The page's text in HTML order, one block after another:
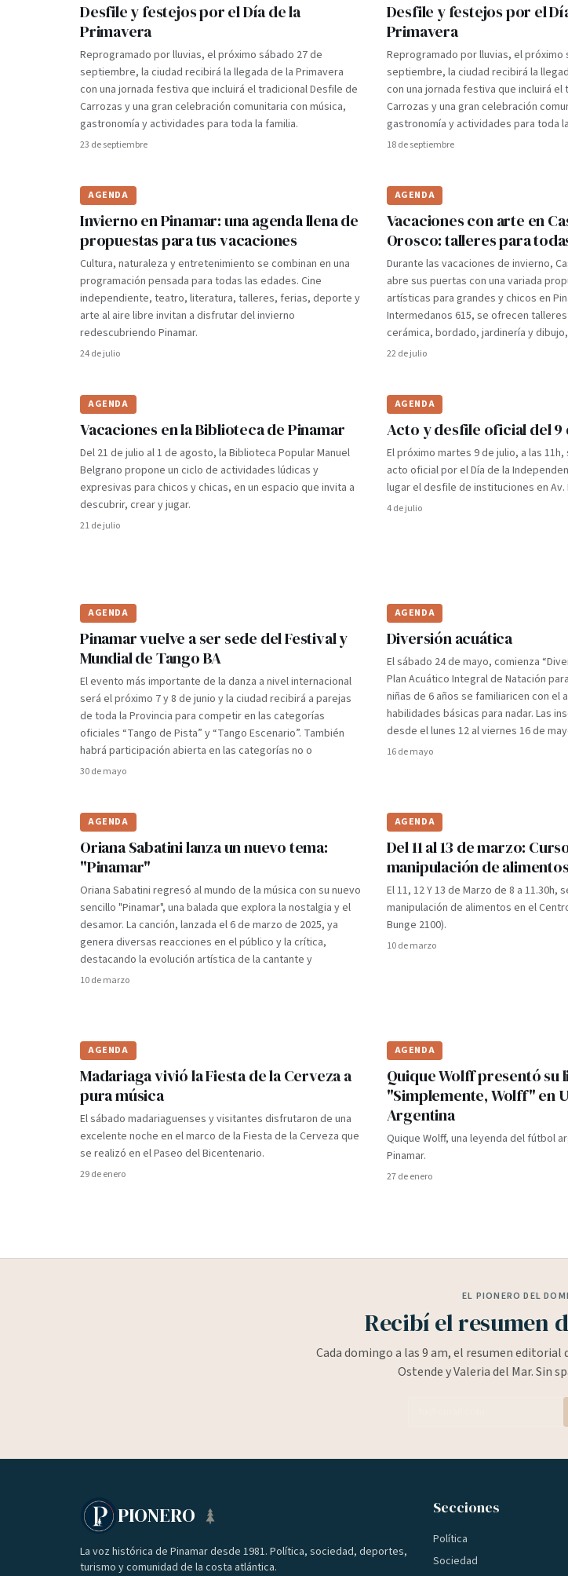
Desfile y festejos por el Día de la
Primavera
Reprogramado por lluvias, el próximo sábado 27 de
septiembre, la ciudad recibirá la llegada de la Primavera
con una jornada festiva que incluirá el tradicional Desfile de
Carrozas y una gran celebración comunitaria con música,
gastronomía y actividades para toda la familia.
23 de septiembre
Desfile y festejos por el
Primavera
Reprogramado por lluvias, el próximo
septiembre, la ciudad recibirá la
con una jornada festiva que incluirá
Carrozas y una gran celebración
gastronomía y actividades para toda
18 de septiembre
AGENDA
Invierno en Pinamar: una agenda llena de
propuestas para tus vacaciones
Cultura, naturaleza y entretenimiento se combinan en una
programación pensada para todas las edades. Cine
independiente, teatro, literatura, talleres, ferias, deporte y
arte al aire libre invitan a disfrutar del invierno
redescubriendo Pinamar.
24 de julio
AGENDA
Vacaciones con arte en
Orosco: talleres para
Durante las vacaciones de invierno,
abre sus puertas con una variada
artísticas para grandes y chicos en
Intermedanos 615, se ofrecen
cerámica, bordado, jardinería y
22 de julio
AGENDA
Vacaciones en la Biblioteca de Pinamar
Del 21 de julio al 1 de agosto, la Biblioteca Popular Manuel
Belgrano propone un ciclo de actividades lúdicas y
expresivas para chicos y chicas, en un espacio que invita a
descubrir, crear y jugar.
21 de julio
AGENDA
Acto y desfile oficial del 9
El próximo martes 9 de julio, a las
acto oficial por el Día de la
lugar el desfile de instituciones en Av.
4 de julio
AGENDA
Pinamar vuelve a ser sede del Festival y
Mundial de Tango BA
El evento más importante de la danza a nivel internacional
será el próximo 7 y 8 de junio y la ciudad recibirá a parejas
de toda la Provincia para competir en las categorías
oficiales “Tango de Pista” y “Tango Escenario”. También
habrá participación abierta en las categorías no o
30 de mayo
AGENDA
Diversión acuática
El sábado 24 de mayo, comienza
Plan Acuático Integral de Natación
niñas de 6 años se familiaricen con el
habilidades básicas para nadar. Las
desde el lunes 12 al viernes 16 de
16 de mayo
AGENDA
Oriana Sabatini lanza un nuevo tema:
"Pinamar"
Oriana Sabatini regresó al mundo de la música con su nuevo
sencillo "Pinamar", una balada que explora la nostalgia y el
desamor. La canción, lanzada el 6 de marzo de 2025, ya
genera diversas reacciones en el público y la crítica,
destacando la evolución artística de la cantante y
10 de marzo
AGENDA
Del 11 al 13 de marzo:
manipulación de alimentos
El 11, 12 Y 13 de Marzo de 8 a 11.30h,
manipulación de alimentos en el
Bunge 2100).
10 de marzo
AGENDA
Madariaga vivió la Fiesta de la Cerveza a
pura música
El sábado madariaguenses y visitantes disfrutaron de una
excelente noche en el marco de la Fiesta de la Cerveza que
se realizó en el Paseo del Bicentenario.
29 de enero
AGENDA
Quique Wolff presentó su
"Simplemente, Wolff" en
Argentina
Quique Wolff, una leyenda del fútbol
Pinamar.
27 de enero
EL PIONERO DEL
Recibí el resumen
Cada domingo a las 9 am, el resumen editorial
Ostende y Valeria del Mar. Sin
PIONERO
La voz histórica de Pinamar desde 1981. Política, sociedad, deportes,
turismo y comunidad de la costa atlántica.
Secciones
Política
Sociedad